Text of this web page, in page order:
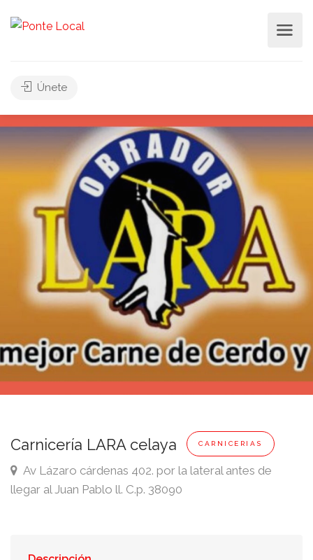
Únete
Carnicería LARA celaya CARNICERIAS
Av Lázaro cárdenas 402. por la lateral antes de
llegar al Juan Pablo ll. C.p. 38090